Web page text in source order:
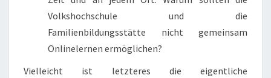
Volkshochschule und die
Familienbildungsstätte nicht gemeinsam
Onlinelernen ermöglichen?
Vielleicht ist letzteres die eigentliche